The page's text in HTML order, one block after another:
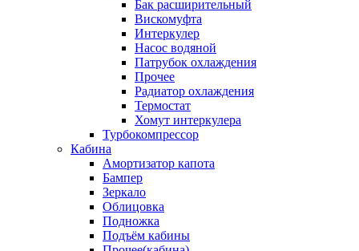
Бак расширительный
Вискомуфта
Интеркулер
Насос водяной
Патрубок охлаждения
Прочее
Радиатор охлаждения
Термостат
Хомут интеркулера
Турбокомпрессор
Кабина
Амортизатор капота
Бампер
Зеркало
Облицовка
Подножка
Подъём кабины